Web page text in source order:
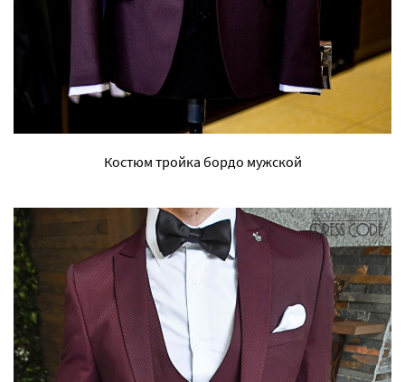
Костюм тройка бордо мужской